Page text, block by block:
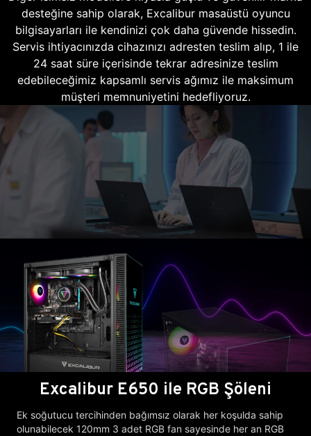
desteğine sahip olarak, Excalibur masaüstü oyuncu
bilgisayarları ile kendinizi çok daha güvende hissedin.
Servis ihtiyacınızda cihazınızı adresten teslim alıp, 1 ile
24 saat süre içerisinde tekrar adresinize teslim
edebileceğimiz kapsamlı servis ağımız ile maksimum
müşteri memnuniyetini hedefliyoruz.
Excalibur E650 ile RGB Şöleni
Ek soğutucu tercihinden bağımsız olarak her koşulda sahip
olunabilecek 120mm 3 adet RGB fan sayesinde her an RGB